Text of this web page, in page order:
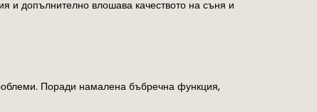
и допълнително влошава качеството на съня и
Поради намалена бъбречна функция,